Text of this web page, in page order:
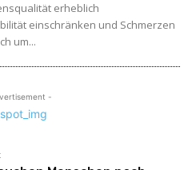
erheblich
einschränken und Schmerzen
um...
-